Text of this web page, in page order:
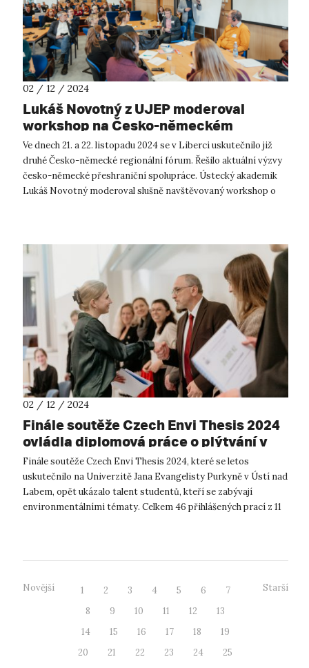
02 / 12 / 2024
Lukáš Novotný z UJEP moderoval
workshop na Česko-německém
regionálním fóru
Ve dnech 21. a 22. listopadu 2024 se v Liberci uskutečnilo již
druhé Česko-německé regionální fórum. Řešilo aktuální výzvy
česko-německé přeshraniční spolupráce. Ústecký akademik
Lukáš Novotný moderoval slušně navštěvovaný workshop o
02 / 12 / 2024
Finále soutěže Czech Envi Thesis 2024
ovládla diplomová práce o plýtvání v
menze
Finále soutěže Czech Envi Thesis 2024, které se letos
uskutečnilo na Univerzitě Jana Evangelisty Purkyně v Ústí nad
Labem, opět ukázalo talent studentů, kteří se zabývají
environmentálními tématy. Celkem 46 přihlášených prací z 11
Novější 1 2 3 4 5 6
7
8
9 10 11 12
13
14
15 16 17 18
19
20
21 22 23 24
25
Starší